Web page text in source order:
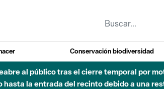
Conservación biodiversidad
al público tras el cierre temporal por
la entrada del recinto debido a una